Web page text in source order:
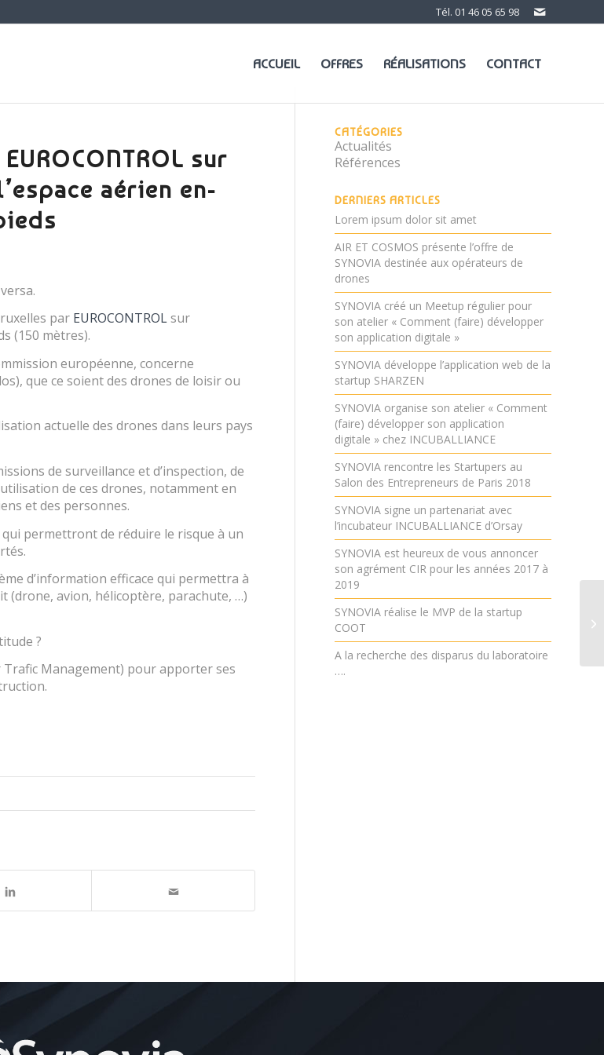
Tél. 01 46 05 65 98
ACCUEIL OFFRES RÉALISATIONS CONTACT
sur
aérien en-
par EUROCONTROLsur
(150 mètres).
européenne, concerne
que ce soient des drones de loisir ou
actuelle des drones dans leurs pays
de surveillance et d’inspection, de
de ces drones, notamment en
et des personnes.
qui permettront de réduire le risque à un
d’information efficace qui permettra à
(drone, avion, hélicoptère, parachute, …)
?
Trafic Management) pour apporter ses
CATÉGORIES
Actualités
Références
DERNIERS ARTICLES
Lorem ipsum dolor sit amet
AIR ET COSMOS présente l’offre de
SYNOVIA destinée aux opérateurs de
drones
SYNOVIA créé un Meetup régulier pour
son atelier « Comment (faire) développer
son application digitale »
SYNOVIA développe l’application web de la
startup SHARZEN
SYNOVIA organise son atelier « Comment
(faire) développer son application
digitale » chez INCUBALLIANCE
SYNOVIA rencontre les Startupers au
Salon des Entrepreneurs de Paris 2018
SYNOVIA signe un partenariat avec
l’incubateur INCUBALLIANCE d’Orsay
SYNOVIA est heureux de vous annoncer
son agrément CIR pour les années 2017 à
2019
SYNOVIA réalise le MVP de la startup
COOT
A la recherche des disparus du laboratoire
….